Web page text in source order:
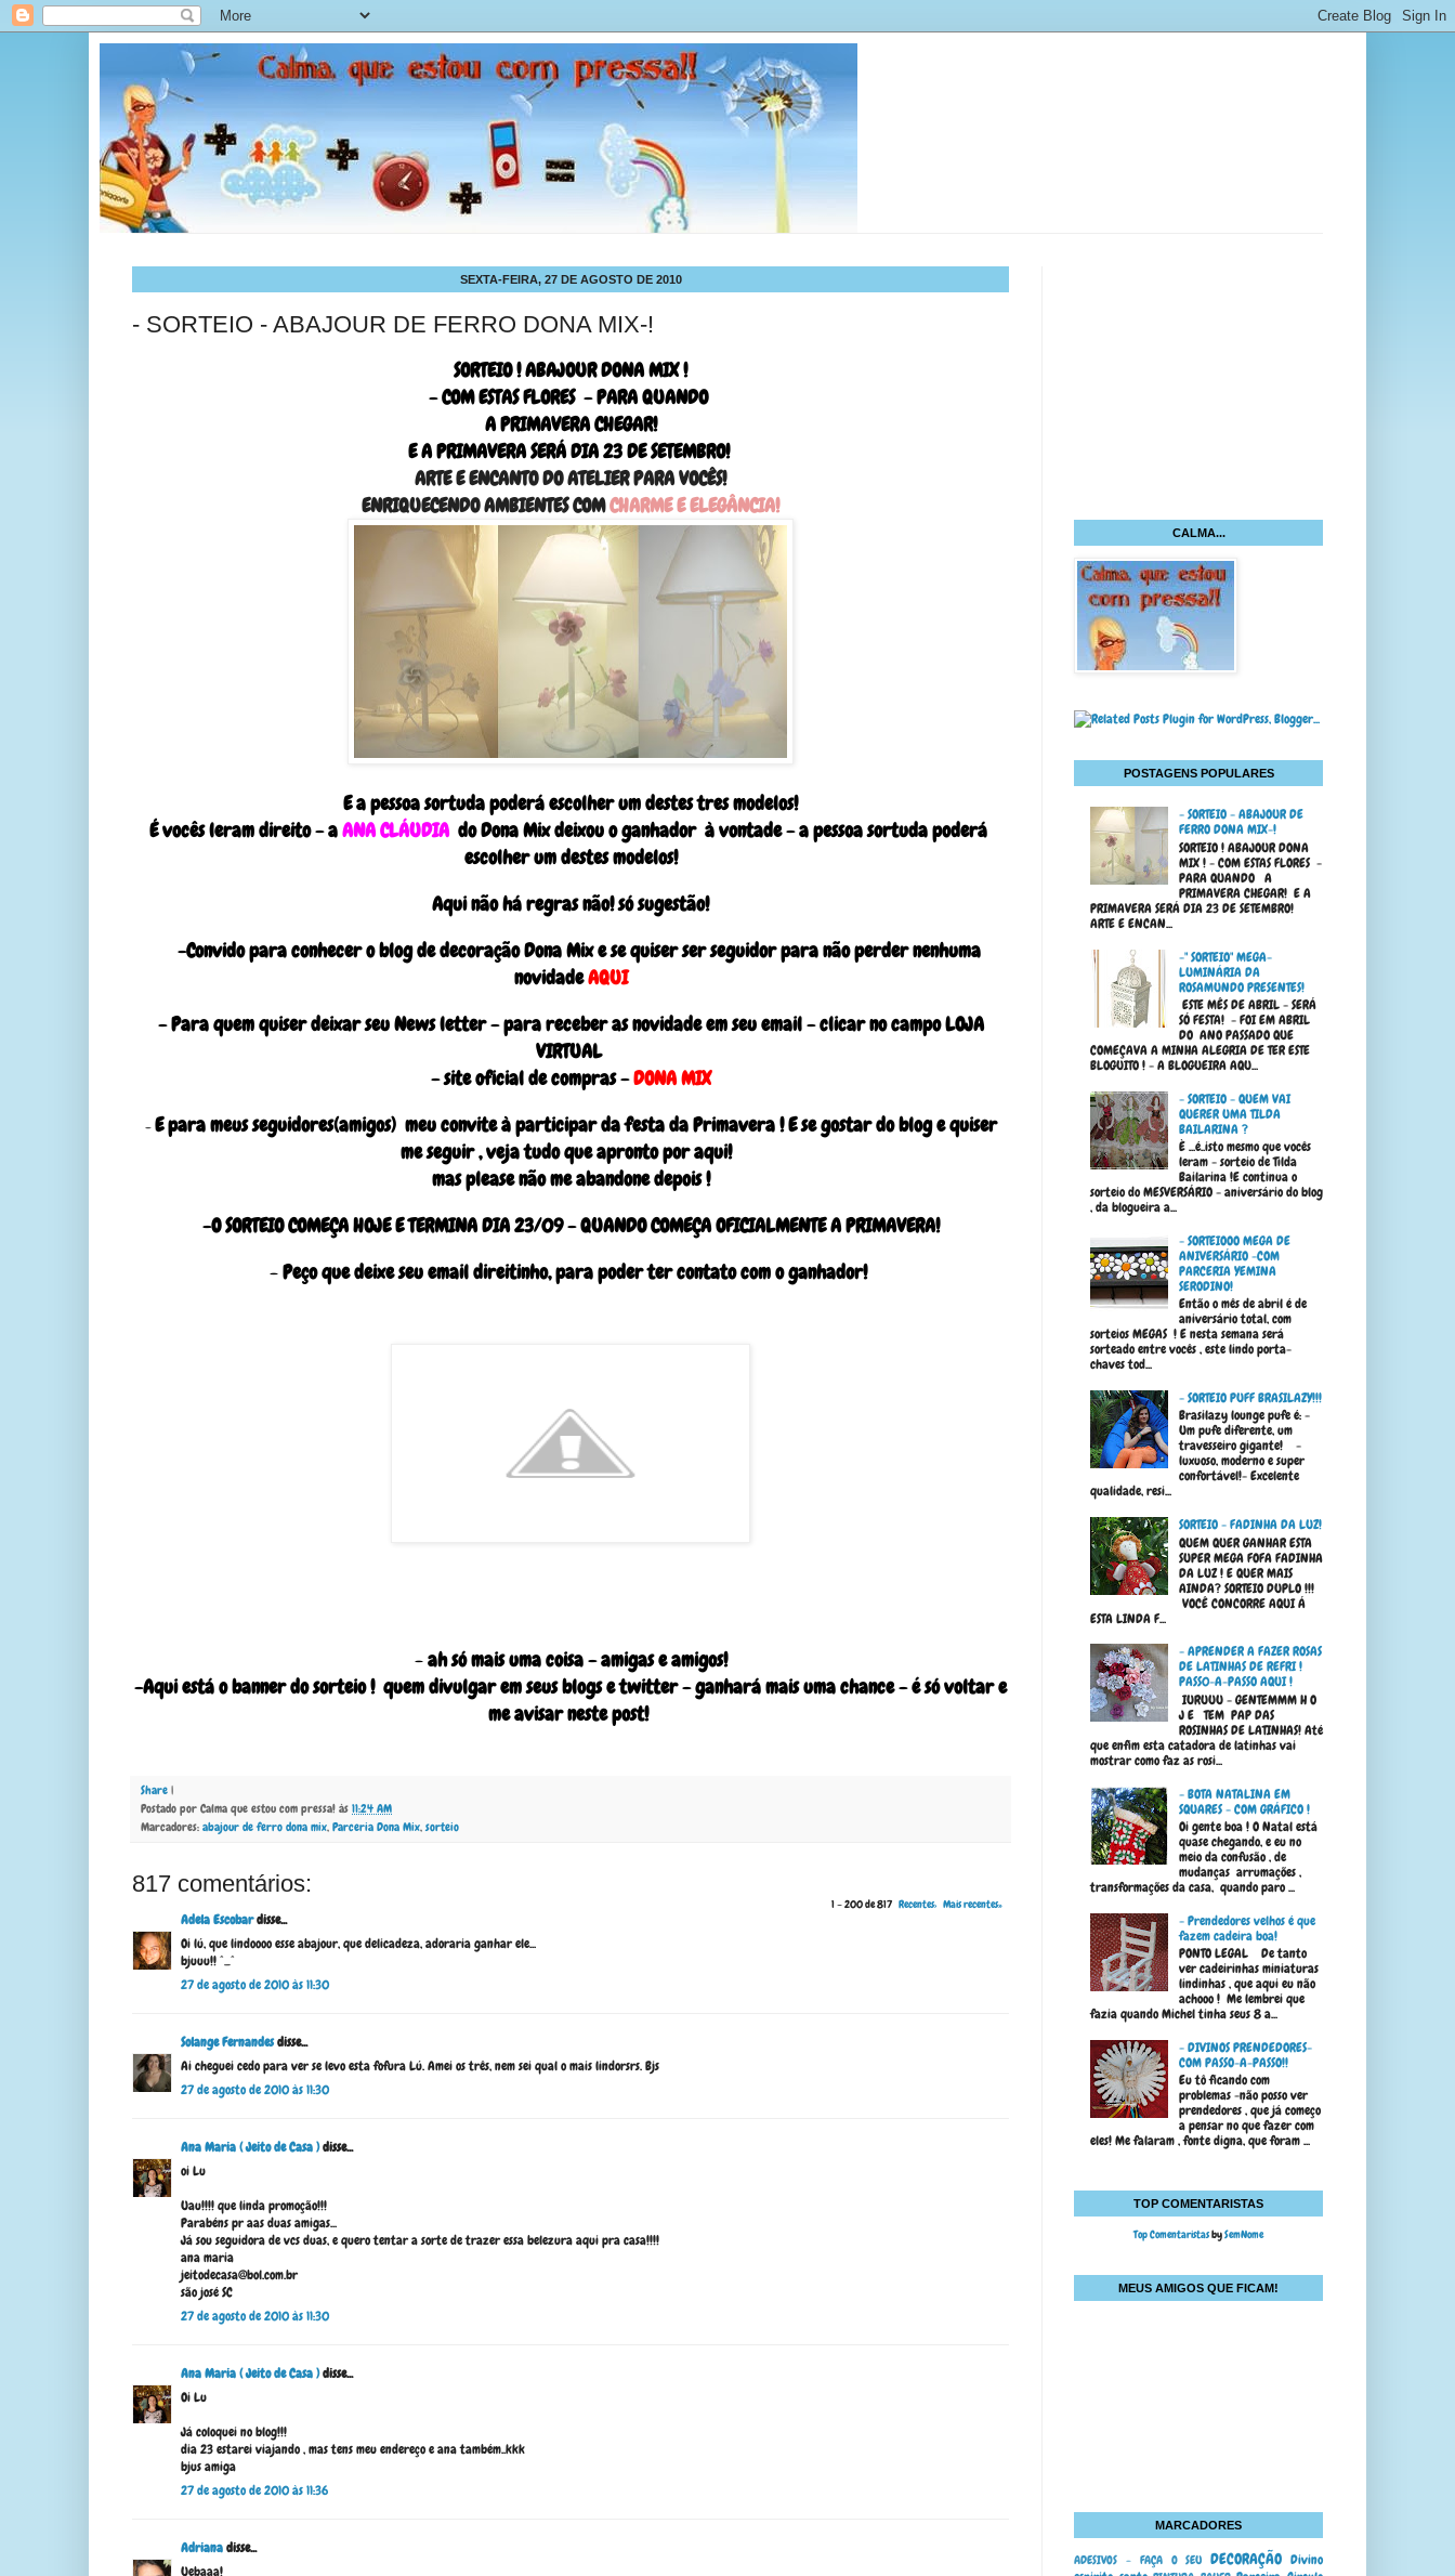
SEXTA-FEIRA, 27 DE AGOSTO DE 2010
- SORTEIO - ABAJOUR DE FERRO DONA MIX-!
SORTEIO ! ABAJOUR DONA MIX !
- COM ESTAS FLORES - PARA QUANDO
A PRIMAVERA CHEGAR!
E A PRIMAVERA SERÁ DIA 23 DE SETEMBRO!
ARTE E ENCANTO DO ATELIER PARA VOCÊS!
ENRIQUECENDO AMBIENTES COMCHARME E ELEGÂNCIA!
E a pessoa sortuda poderá escolher um destes tres modelos!
É vocês leram direito - aANA CLÁUDIA do Dona Mix deixou o ganhador à vontade - a pessoa sortuda poderá
escolher um destes modelos!
Aqui não há regras não! só sugestão!
-Convido para conhecer o blog de decoração Dona Mix e se quiser ser seguidor para não perder nenhuma
novidadeAQUI
- Para quem quiser deixar seu News letter - para receber as novidade em seu email - clicar no campo LOJA
VIRTUAL
- site oficial de compras -DONA MIX
-E para meus seguidores(amigos) meu convite à participar da festa da Primavera ! E se gostar do blog e quiser
me seguir , veja tudo que apronto por aqui!
mas please não me abandone depois !
-O SORTEIO COMEÇA HOJE E TERMINA DIA 23/09 - QUANDO COMEÇA OFICIALMENTE A PRIMAVERA!
-Peço que deixe seu email direitinho, para poder ter contato com o ganhador!
-ah só mais uma coisa - amigas e amigos!
-Aqui está o banner do sorteio ! quem divulgar em seus blogs e twitter - ganhará mais uma chance - é só voltar e
me avisar neste post!
Share |
Postado por Calma que estou com pressa! às 11:24 AM
Marcadores: abajour de ferro dona mix, Parceria Dona Mix, sorteio
817 comentários:
1 – 200 de 817 Recentes› Mais recentes»
Adela Escobardisse...
Oi lú, que lindoooo esse abajour, que delicadeza, adoraria ganhar ele...
bjuuu!! ˆ_ˆ
27 de agosto de 2010 às 11:30
Solange Fernandesdisse...
Ai cheguei cedo para ver se levo esta fofura Lú. Amei os três, nem sei qual o mais lindorsrs. Bjs
27 de agosto de 2010 às 11:30
Ana Maria ( Jeito de Casa )disse...
oi Lu
Uau!!!! que linda promoção!!!
Parabéns pr aas duas amigas...
Já sou seguidora de vcs duas, e quero tentar a sorte de trazer essa belezura aqui pra casa!!!!
ana maria
jeitodecasa@bol.com.br
são josé SC
27 de agosto de 2010 às 11:30
Ana Maria ( Jeito de Casa )disse...
Oi Lu
Já coloquei no blog!!!
dia 23 estarei viajando , mas tens meu endereço e ana também..kkk
bjus amiga
27 de agosto de 2010 às 11:36
Adrianadisse...
Uebaaa!
CALMA...
POSTAGENS POPULARES
- SORTEIO - ABAJOUR DE
FERRO DONA MIX-!
SORTEIO ! ABAJOUR DONA
MIX ! - COM ESTAS FLORES -
PARA QUANDO A
PRIMAVERA CHEGAR! E A
PRIMAVERA SERÁ DIA 23 DE SETEMBRO!
ARTE E ENCAN...
-" SORTEIO" MEGA-
LUMINÁRIA DA
ROSAMUNDO PRESENTES!
ESTE MÊS DE ABRIL - SERÁ
SÓ FESTA! - FOI EM ABRIL
DO ANO PASSADO QUE
COMEÇAVA A MINHA ALEGRIA DE TER ESTE
BLOGUITO ! - A BLOGUEIRA AQU...
- SORTEIO - QUEM VAI
QUERER UMA TILDA
BAILARINA ?
È ...é..isto mesmo que vocês
leram - sorteio de Tilda
Bailarina !E continua o
sorteio do MESVERSÁRIO - aniversário do blog
, da blogueira a...
- SORTEIOOO MEGA DE
ANIVERSÁRIO -COM
PARCERIA YEMINA
SERODINO!
Então o mês de abril é de
aniversário total, com
sorteios MEGAS ! E nesta semana será
sorteado entre vocês , este lindo porta-
chaves tod...
- SORTEIO PUFF BRASILAZY!!!
Brasilazy lounge pufe é: -
Um pufe diferente, um
travesseiro gigante! -
luxuoso, moderno e super
confortável!- Excelente
qualidade, resi...
SORTEIO - FADINHA DA LUZ!
QUEM QUER GANHAR ESTA
SUPER MEGA FOFA FADINHA
DA LUZ ! E QUER MAIS
AINDA? SORTEIO DUPLO !!!
VOCÊ CONCORRE AQUI Á
ESTA LINDA F...
- APRENDER A FAZER ROSAS
DE LATINHAS DE REFRI !
PASS0-A-PASSO AQUI !
IURUUU - GENTEMMM H O
J E TEM PAP DAS
ROSINHAS DE LATINHAS! Até
que enfim esta catadora de latinhas vai
mostrar como faz as rosi...
- BOTA NATALINA EM
SQUARES - COM GRÁFICO !
Oi gente boa ! O Natal está
quase chegando, e eu no
meio da confusão , de
mudanças arrumações ,
transformações da casa, quando paro ...
- Prendedores velhos é que
fazem cadeira boa!
PONTO LEGAL De tanto
ver cadeirinhas miniaturas
lindinhas , que aqui eu não
achooo ! Me lembrei que
fazia quando Michel tinha seus 8 a...
- DIVINOS PRENDEDORES-
COM PASSO-A-PASSO!!
Eu tô ficando com
problemas -não posso ver
prendedores , que já começo
a pensar no que fazer com
eles! Me falaram , fonte digna, que foram ...
TOP COMENTARISTAS
Top ComentaristasbySemNome
MEUS AMIGOS QUE FICAM!
MARCADORES
ADESIVOS - FAÇA O SEU DECORAÇÃO Divino